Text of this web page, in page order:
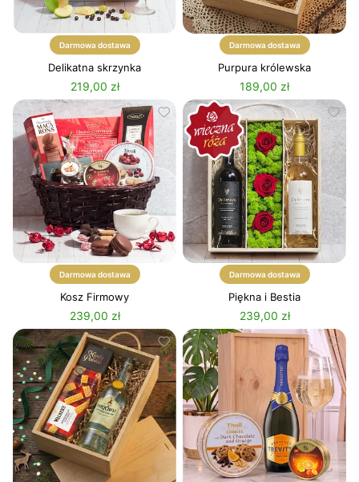
Darmowa dostawa
Delikatna skrzynka
219,00 zł
Darmowa dostawa
Purpura królewska
189,00 zł
Darmowa dostawa
Kosz Firmowy
239,00 zł
Darmowa dostawa
Piękna i Bestia
239,00 zł